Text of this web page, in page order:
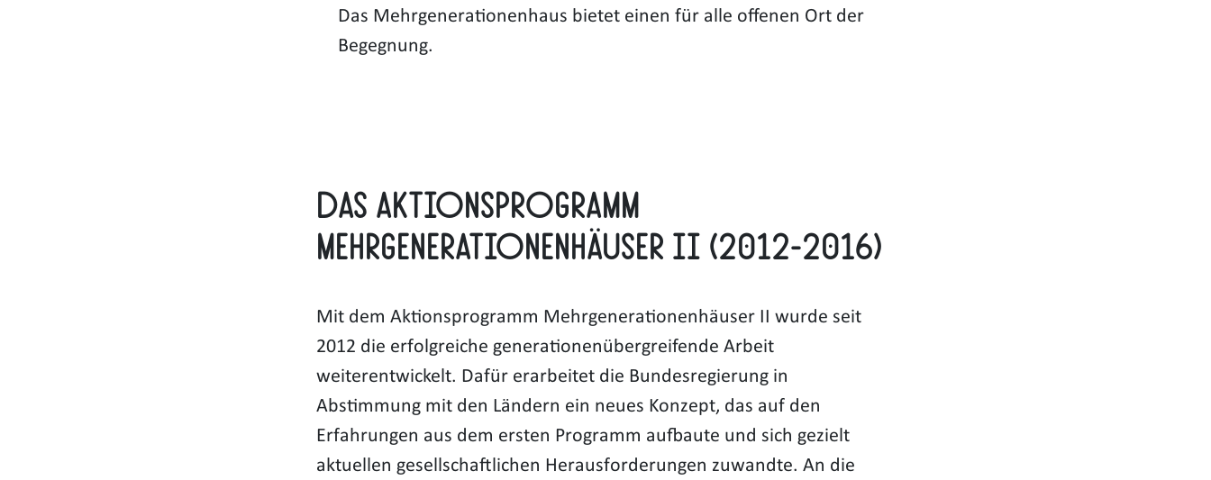
Das Mehrgenerationenhaus bietet einen für alle offenen Ort der
Begegnung.
Das Aktionsprogramm
Mehrgenerationenhäuser II (2012-2016)
Mit dem Aktionsprogramm Mehrgenerationenhäuser II wurde seit
2012 die erfolgreiche generationenübergreifende Arbeit
weiterentwickelt. Dafür erarbeitet die Bundesregierung in
Abstimmung mit den Ländern ein neues Konzept, das auf den
Erfahrungen aus dem ersten Programm aufbaute und sich gezielt
aktuellen gesellschaftlichen Herausforderungen zuwandte. An die